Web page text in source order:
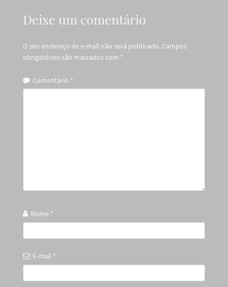
Deixe um comentário
O seu endereço de e-mail não será publicado. Campos
obrigatórios são marcados com *
Comentário *
Nome *
E-mail *